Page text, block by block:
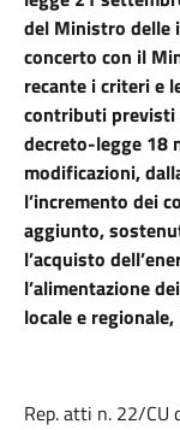
del Ministro
concerto con il
recante i criteri e
contributi previsti
decreto-legge 18
modificazioni,
l’incremento dei
aggiunto,
l’acquisto
l’alimentazione
locale e
Rep. atti n. 22/CU